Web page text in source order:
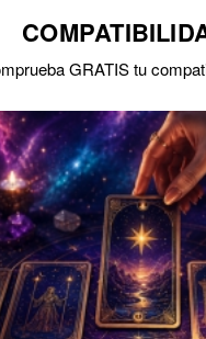
GRATIS tu